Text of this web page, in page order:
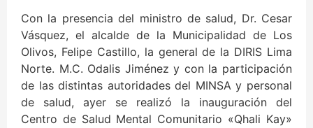
Con la presencia del ministro de salud, Dr. Cesar
Vásquez, el alcalde de la Municipalidad de Los
Olivos, Felipe Castillo, la general de la DIRIS Lima
Norte. M.C. Odalis Jiménez y con la participación
de las distintas autoridades del MINSA y personal
de salud, ayer se realizó la inauguración del
Centro de Salud Mental Comunitario «Qhali Kay»